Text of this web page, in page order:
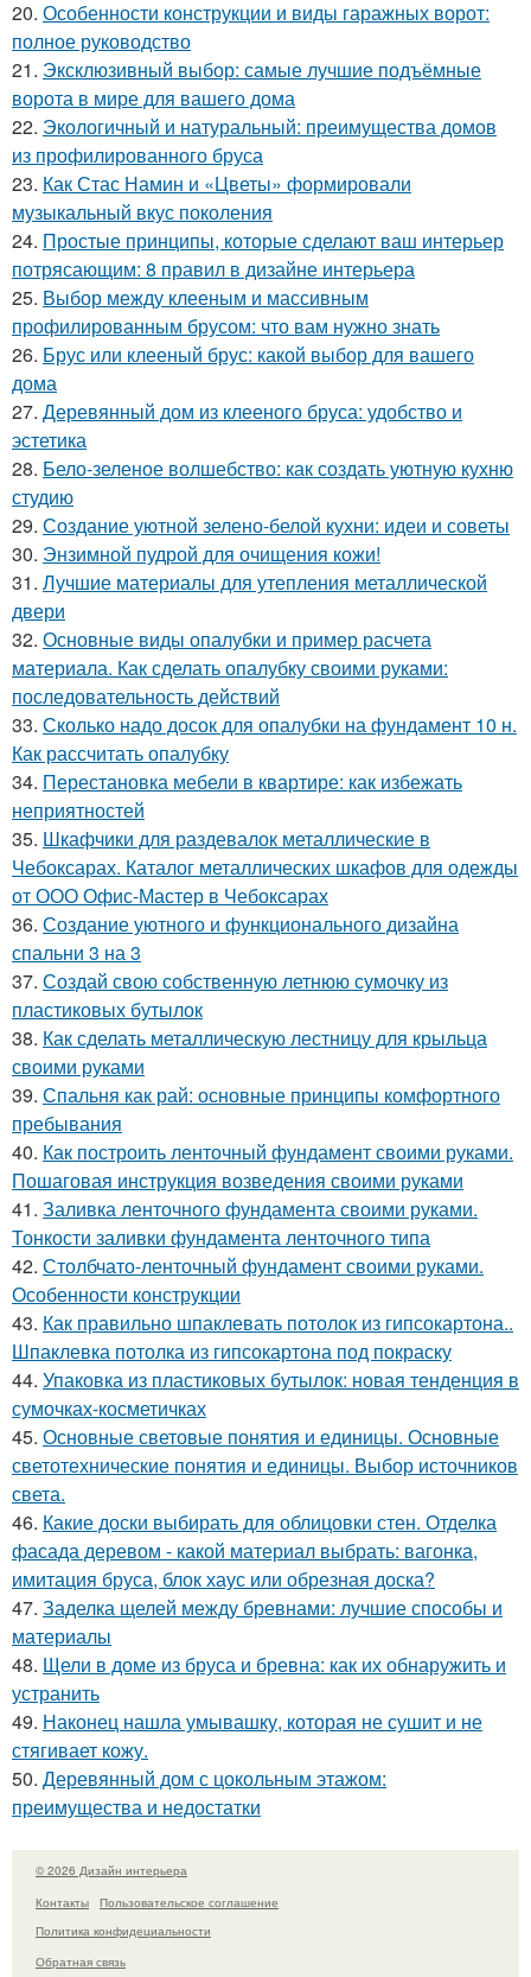
20. Особенности конструкции и виды гаражных ворот:
полное руководство
21. Эксклюзивный выбор: самые лучшие подъёмные
ворота в мире для вашего дома
22. Экологичный и натуральный: преимущества домов
из профилированного бруса
23. Как Стас Намин и «Цветы» формировали
музыкальный вкус поколения
24. Простые принципы, которые сделают ваш интерьер
потрясающим: 8 правил в дизайне интерьера
25. Выбор между клееным и массивным
профилированным брусом: что вам нужно знать
26. Брус или клееный брус: какой выбор для вашего
дома
27. Деревянный дом из клееного бруса: удобство и
эстетика
28. Бело-зеленое волшебство: как создать уютную кухню
студию
29. Создание уютной зелено-белой кухни: идеи и советы
30. Энзимной пудрой для очищения кожи!
31. Лучшие материалы для утепления металлической
двери
32. Основные виды опалубки и пример расчета
материала. Как сделать опалубку своими руками:
последовательность действий
33. Сколько надо досок для опалубки на фундамент 10 н.
Как рассчитать опалубку
34. Перестановка мебели в квартире: как избежать
неприятностей
35. Шкафчики для раздевалок металлические в
Чебоксарах. Каталог металлических шкафов для одежды
от ООО Офис-Мастер в Чебоксарах
36. Создание уютного и функционального дизайна
спальни 3 на 3
37. Создай свою собственную летнюю сумочку из
пластиковых бутылок
38. Как сделать металлическую лестницу для крыльца
своими руками
39. Спальня как рай: основные принципы комфортного
пребывания
40. Как построить ленточный фундамент своими руками.
Пошаговая инструкция возведения своими руками
41. Заливка ленточного фундамента своими руками.
Тонкости заливки фундамента ленточного типа
42. Столбчато-ленточный фундамент своими руками.
Особенности конструкции
43. Как правильно шпаклевать потолок из гипсокартона..
Шпаклевка потолка из гипсокартона под покраску
44. Упаковка из пластиковых бутылок: новая тенденция в
сумочках-косметичках
45. Основные световые понятия и единицы. Основные
светотехнические понятия и единицы. Выбор источников
света.
46. Какие доски выбирать для облицовки стен. Отделка
фасада деревом - какой материал выбрать: вагонка,
имитация бруса, блок хаус или обрезная доска?
47. Заделка щелей между бревнами: лучшие способы и
материалы
48. Щели в доме из бруса и бревна: как их обнаружить и
устранить
49. Наконец нашла умывашку, которая не сушит и не
стягивает кожу.
50. Деревянный дом с цокольным этажом:
преимущества и недостатки
© 2026 Дизайн интерьера
Контакты
Пользовательское соглашение
Политика конфидециальности
Обратная связь